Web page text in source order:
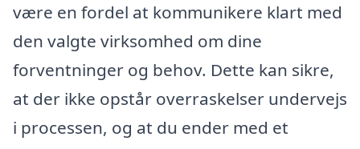
være en fordel at kommunikere klart med
den valgte virksomhed om dine
forventninger og behov. Dette kan sikre,
at der ikke opstår overraskelser undervejs
i processen, og at du ender med et